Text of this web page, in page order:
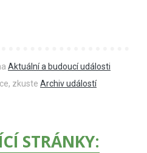
Aktuální a budoucí události
zkuste Archiv událostí
STRÁNKY: